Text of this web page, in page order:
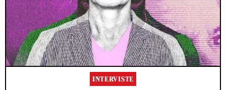
INTERVISTE